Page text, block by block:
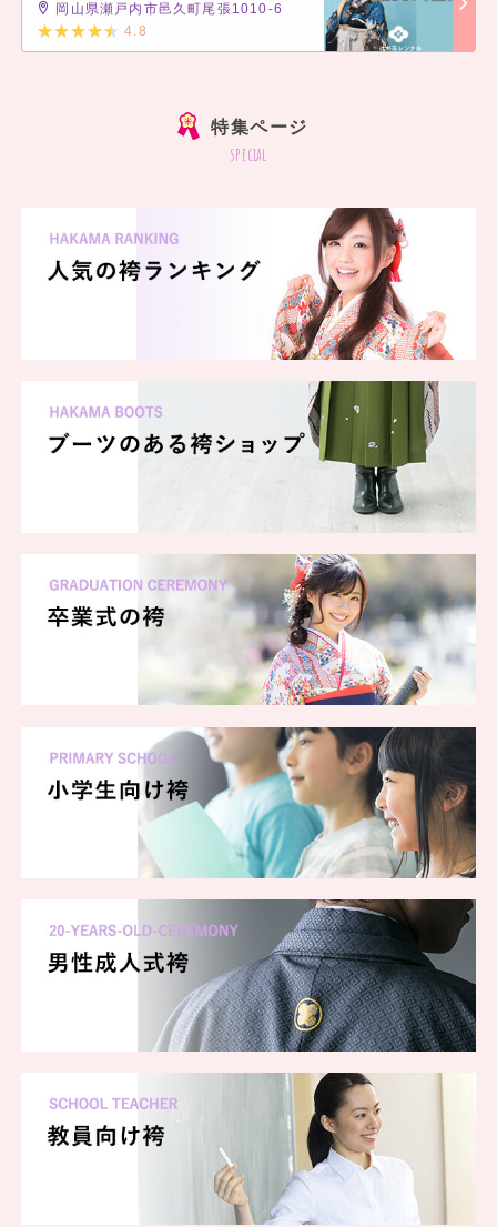
岡山県瀬戸内市邑久町尾張1010-6
4.8
特集ページ
special